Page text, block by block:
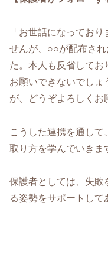
「お世話になってお
せんが、○○が配布さ
た。本人も反省してお
お願いできないでしょ
が、どうぞよろしくお
こうした連携を通し
取り方を学んでいきま
保護者としては、失敗
る姿勢をサポートして